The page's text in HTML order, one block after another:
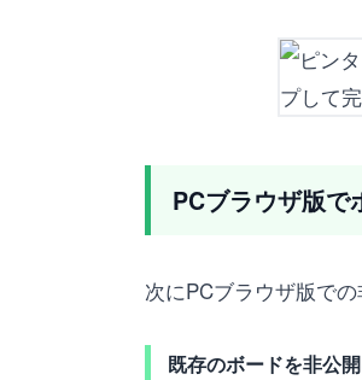
PCブラウザ版で
次にPCブラウザ版で
既存のボードを非公